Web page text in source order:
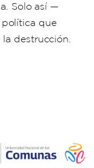
Solo así —
que
destrucción.